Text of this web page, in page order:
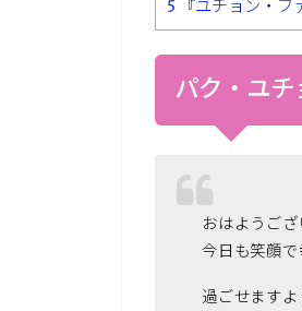
5 『ユチョン・
パク・ユチ
おはようご
今日も笑顔で
過ごせますよ